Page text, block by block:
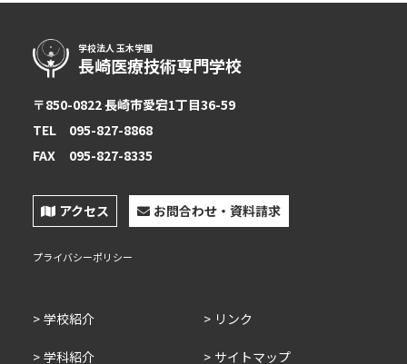
学校法人 玉木学園
長崎医療技術専門学校
〒850-0822 長崎市愛宕1丁目36-59
TEL
095-827-8868
FAX
095-827-8335
アクセス お問合わせ・資料請求
プライバシーポリシー
学校紹介
学科紹介
リンク
サイトマップ
twitter